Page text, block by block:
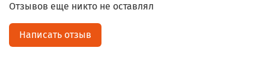
Отзывов еще никто не оставлял
Написать отзыв